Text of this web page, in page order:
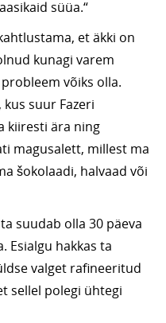
süüa.“
et äkki on
kunagi varem
võiks olla.
suur Fazeri
kiiresti ära ning
magusalett, millest ma
šokolaadi, halvaad või
suudab olla 30 päeva
Esialgu hakkas ta
valget rafineeritud
sellel polegi ühtegi